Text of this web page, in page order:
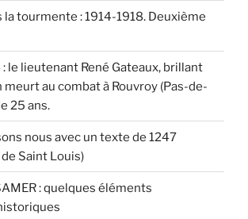
tourmente : 1914-1918. Deuxième
le lieutenant René Gateaux, brillant
au combat à Rouvroy (Pas-de-
25 ans.
nous avec un texte de 1247
Saint Louis)
: quelques éléments